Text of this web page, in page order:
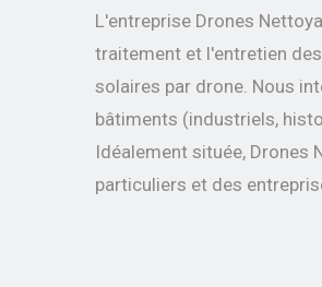
L'entreprise Drones
traitement et l'entretien
solaires par drone. Nous
bâtiments (industriels,
Idéalement située, Drones
particuliers et des